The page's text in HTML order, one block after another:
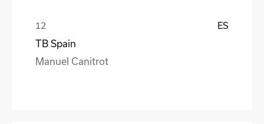
ES
TB Spain
Manuel Canitrot